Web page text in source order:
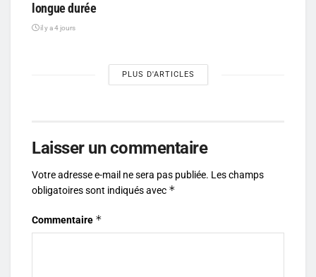
longue durée
il y a 4 jours
PLUS D'ARTICLES
Laisser un commentaire
Votre adresse e-mail ne sera pas publiée. Les champs
obligatoires sont indiqués avec *
Commentaire *